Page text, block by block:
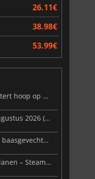
26.11€
38.98€
53.99€
Steam Frame-prijs lekt uit en verplettert hoop op betaalbare VR
Niuwe Videogames van de week – augustus 2026 (week 32)
Palworld-update maakt Sunreach en baasgevechten stabieler
Microsoft könnte Project Helix neu planen – Steam-Support wackelt